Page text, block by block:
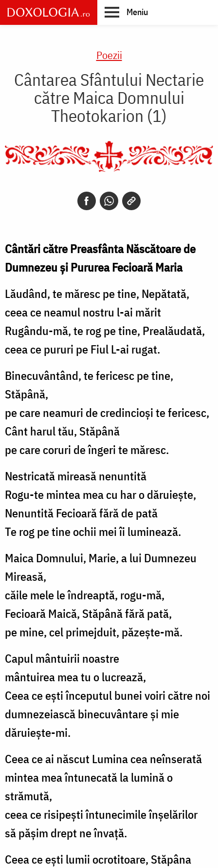
Skip
to
main
Meniu
Poezii
Cântarea Sfântului Nectarie
către Maica Domnului
Theotokarion (1)
Cântări către Preasfânta Născătoare de
Dumnezeu și Pururea Fecioară Maria
Lăudând, te măresc pe tine, Nepătată,
ceea ce neamul nostru l-ai mărit
Rugându-mă, te rog pe tine, Prealăudată,
ceea ce pururi pe Fiul L-ai rugat.
Binecuvântând, te fericesc pe tine,
Stăpână,
pe care neamuri de credincioși te fericesc,
Cânt harul tău, Stăpână
pe care coruri de îngeri te măresc.
Nestricată mireasă nenuntită
Rogu-te mintea mea cu har o dăruiește,
Nenuntită Fecioară fără de pată
Te rog pe tine ochii mei îi luminează.
Maica Domnului, Marie, a lui Dumnezeu
Mireasă,
căile mele le îndreaptă, rogu-mă,
Fecioară Maică, Stăpână fără pată,
pe mine, cel primejduit, păzește-mă.
Capul mântuirii noastre
mântuirea mea tu o lucrează,
Ceea ce ești începutul bunei voiri către noi
dumnezeiască binecuvântare și mie
dăruiește-mi.
Ceea ce ai născut Lumina cea neînserată
mintea mea întunecată la lumină o
strămută,
ceea ce risipești întunecimile înșelărilor
să pășim drept ne învață.
Ceea ce ești lumii ocrotitoare, Stăpâna